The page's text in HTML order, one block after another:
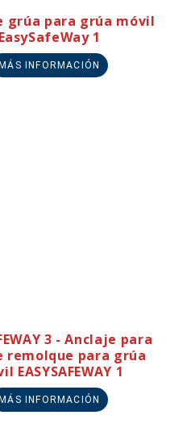
grúa para grúa móvil
EasySafeWay 1
INFORMACIÓN
3 - Anclaje para
remolque para grúa
EASYSAFEWAY 1
MÁS INFORMACIÓN